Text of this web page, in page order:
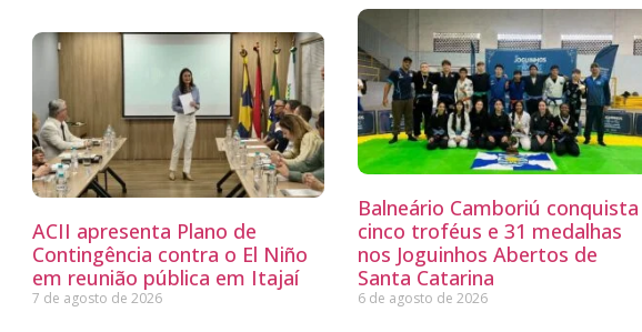
ACII apresenta Plano de
Contingência contra o El Niño
em reunião pública em Itajaí
7 de agosto de 2026
Balneário Camboriú conquista
cinco troféus e 31 medalhas
nos Joguinhos Abertos de
Santa Catarina
6 de agosto de 2026